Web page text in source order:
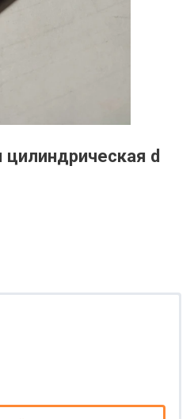
цилиндрическая d